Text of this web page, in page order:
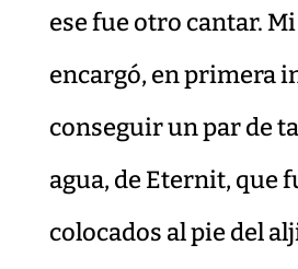
ese fue otro cantar.
encargó, en primera
conseguir un par de
agua, de Eternit, que
colocados al pie del